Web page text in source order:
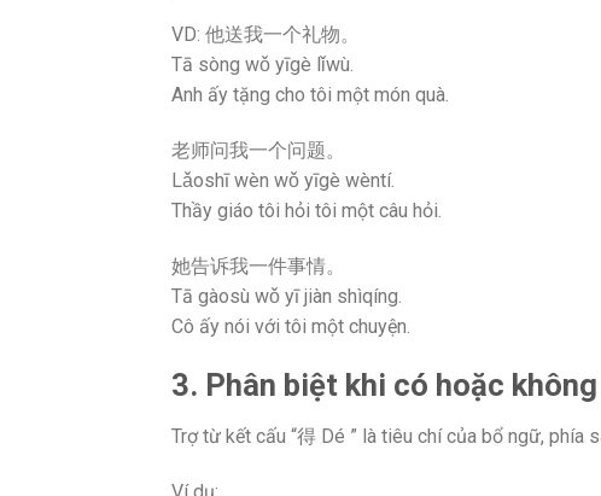
VD: 他送我一个礼物。
Tā sòng wǒ yīgè lǐwù.
Anh ấy tặng cho tôi một món quà.
老师问我一个问题。
Lǎoshī wèn wǒ yīgè wèntí.
Thầy giáo tôi hỏi tôi một câu hỏi.
她告诉我一件事情。
Tā gàosù wǒ yī jiàn shìqíng.
Cô ấy nói với tôi một chuyện.
3. Phân biệt khi có hoặc
Trợ từ kết cấu “得 Dé ” là tiêu chí của bổ ngữ, phía